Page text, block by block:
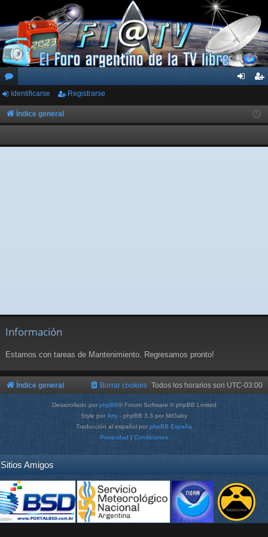
or
os
ar
ist
rs
Identificarse Registrarse
Índice general
Información
Estamos con tareas de Mantenimiento. Regresamos pronto!
Índice general Todos los horarios son UTC-03:00
Borrar cookies
Desarrollado por phpBB® Forum Software © phpBB Limited
Style por Arty - phpBB 3.3 por MrGaby
Traducción al español por phpBB España
Privacidad | Condiciones
Sitios Amigos